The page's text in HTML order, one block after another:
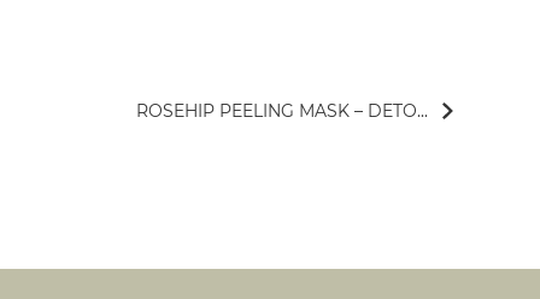
ROSEHIP PEELING MASK – DETO...